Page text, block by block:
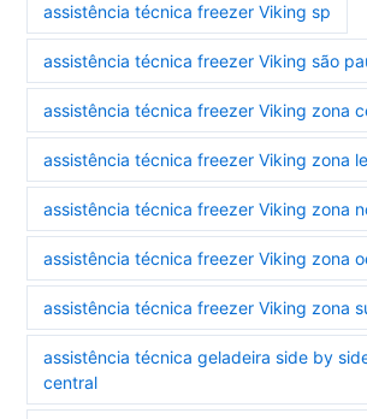
assistência técnica freezer Viking sp
assistência técnica freezer Viking são
assistência técnica freezer Viking zona
assistência técnica freezer Viking zona
assistência técnica freezer Viking zona
assistência técnica freezer Viking zona
assistência técnica freezer Viking zona
assistência técnica geladeira side by
central